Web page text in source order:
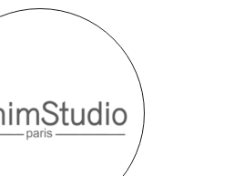
Denim Studio